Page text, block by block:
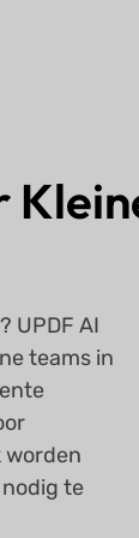
UPDF AI
teams in
worden
te